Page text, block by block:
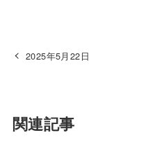
2025年5月22日
関連記事